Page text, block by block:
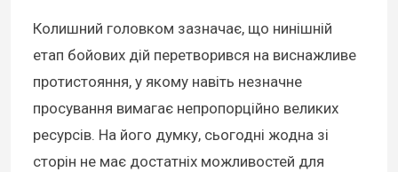
Колишний головком зазначає, що нинішній
етап бойових дій перетворився на виснажливе
протистояння, у якому навіть незначне
просування вимагає непропорційно великих
ресурсів. На його думку, сьогодні жодна зі
сторін не має достатніх можливостей для